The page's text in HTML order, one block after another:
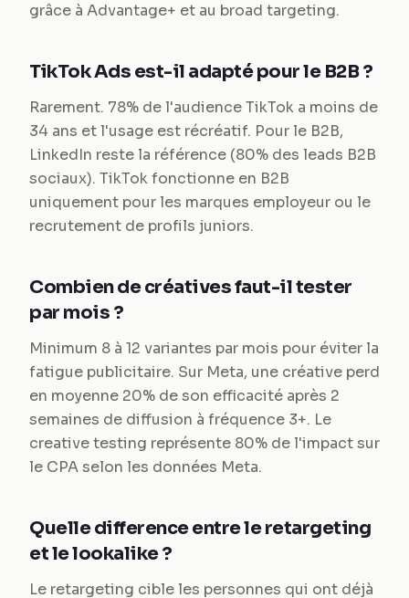
grâce à Advantage+ et au broad targeting.
TikTok Ads est-il adapté pour le B2B ?
Rarement. 78% de l'audience TikTok a moins de
34 ans et l'usage est récréatif. Pour le B2B,
LinkedIn reste la référence (80% des leads B2B
sociaux). TikTok fonctionne en B2B
uniquement pour les marques employeur ou le
recrutement de profils juniors.
Combien de créatives faut-il tester
par mois ?
Minimum 8 à 12 variantes par mois pour éviter la
fatigue publicitaire. Sur Meta, une créative perd
en moyenne 20% de son efficacité après 2
semaines de diffusion à fréquence 3+. Le
creative testing représente 80% de l'impact sur
le CPA selon les données Meta.
Quelle difference entre le retargeting
et le lookalike ?
Le retargeting cible les personnes qui ont déjà